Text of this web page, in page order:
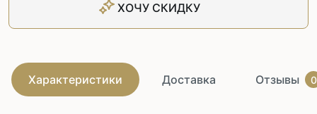
ХОЧУ СКИДКУ
Характеристики Доставка Отзывы 0